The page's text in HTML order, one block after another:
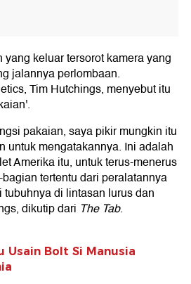
keluar tersorot kamera yang
jalannya perlombaan.
Tim Hutchings, menyebut itu
pakaian, saya pikir mungkin itu
untuk mengatakannya. Ini adalah
Amerika itu, untuk terus-menerus
tertentu dari peralatannya
di lintasan lurus dan
dikutip dari The Tab.
Usain Bolt Si Manusia